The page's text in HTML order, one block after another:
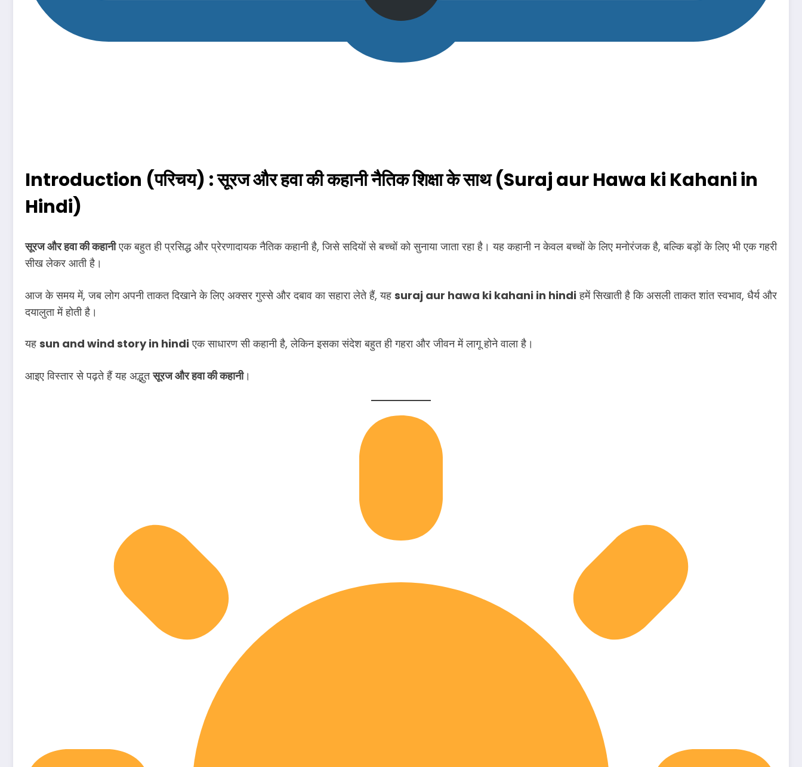
Introduction (परिचय) : सूरज और हवा की कहानी नैतिक शिक्षा के साथ (Suraj aur Hawa ki Kahani in
Hindi)
सूरज और हवा की कहानीएक बहुत ही प्रसिद्ध और प्रेरणादायक नैतिक कहानी है, जिसे सदियों से बच्चों को सुनाया जाता रहा है। यह कहानी न केवल बच्चों के लिए मनोरंजक है, बल्कि बड़ों के लिए भी एक गहरी
सीख लेकर आती है।
आज के समय में, जब लोग अपनी ताकत दिखाने के लिए अक्सर गुस्से और दबाव का सहारा लेते हैं, यह suraj aur hawa ki kahani in hindiहमें सिखाती है कि असली ताकत शांत स्वभाव, धैर्य और
दयालुता में होती है।
यह sun and wind story in hindiएक साधारण सी कहानी है, लेकिन इसका संदेश बहुत ही गहरा और जीवन में लागू होने वाला है।
आइए विस्तार से पढ़ते हैं यह अद्भुतसूरज और हवा की कहानी।